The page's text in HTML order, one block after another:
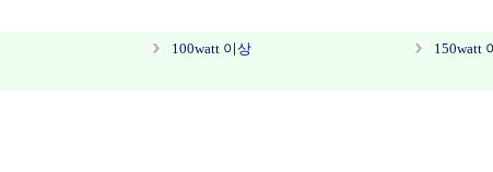
100watt 이상
150watt